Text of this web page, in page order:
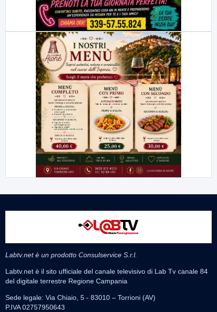
Labtv.net è un prodotto Consulservice S.r.l.
Labtv.net è il sito ufficiale del canale televisivo di Lab Tv canale 84
del digitale terrestre Regione Campania
Sede legale: Via Chiaio, 5 - 83010 – Torrioni (AV)
P.IVA 02757950643